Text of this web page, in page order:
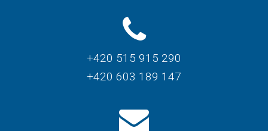
+420 515 915 290
+420 603 189 147